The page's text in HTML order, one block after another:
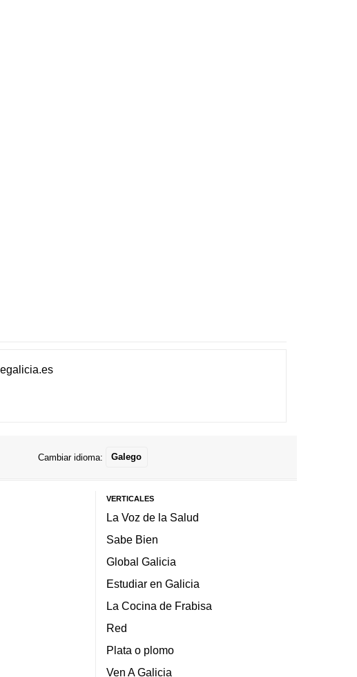
Cambiar idioma: Galego
VERTICALES
La Voz de la Salud
Sabe Bien
Global Galicia
Estudiar en Galicia
La Cocina de Frabisa
Red
Plata o plomo
Ven A Galicia